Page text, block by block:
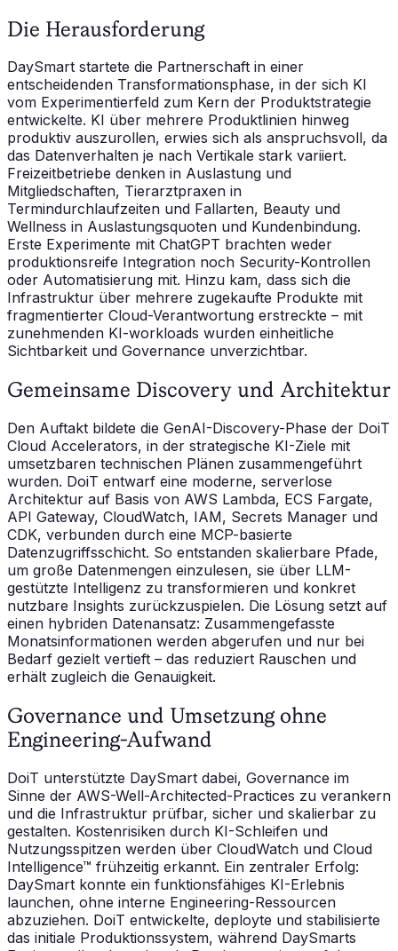
Die Herausforderung
DaySmart startete die Partnerschaft in einer
entscheidenden Transformationsphase, in der sich KI
vom Experimentierfeld zum Kern der Produktstrategie
entwickelte. KI über mehrere Produktlinien hinweg
produktiv auszurollen, erwies sich als anspruchsvoll, da
das Datenverhalten je nach Vertikale stark variiert.
Freizeitbetriebe denken in Auslastung und
Mitgliedschaften, Tierarztpraxen in
Termindurchlaufzeiten und Fallarten, Beauty und
Wellness in Auslastungsquoten und Kundenbindung.
Erste Experimente mit ChatGPT brachten weder
produktionsreife Integration noch Security-Kontrollen
oder Automatisierung mit. Hinzu kam, dass sich die
Infrastruktur über mehrere zugekaufte Produkte mit
fragmentierter Cloud-Verantwortung erstreckte – mit
zunehmenden KI-workloads wurden einheitliche
Sichtbarkeit und Governance unverzichtbar.
Gemeinsame Discovery und Architektur
Den Auftakt bildete die GenAI-Discovery-Phase der DoiT
Cloud Accelerators, in der strategische KI-Ziele mit
umsetzbaren technischen Plänen zusammengeführt
wurden. DoiT entwarf eine moderne, serverlose
Architektur auf Basis von AWS Lambda, ECS Fargate,
API Gateway, CloudWatch, IAM, Secrets Manager und
CDK, verbunden durch eine MCP-basierte
Datenzugriffsschicht. So entstanden skalierbare Pfade,
um große Datenmengen einzulesen, sie über LLM-
gestützte Intelligenz zu transformieren und konkret
nutzbare Insights zurückzuspielen. Die Lösung setzt auf
einen hybriden Datenansatz: Zusammengefasste
Monatsinformationen werden abgerufen und nur bei
Bedarf gezielt vertieft – das reduziert Rauschen und
erhält zugleich die Genauigkeit.
Governance und Umsetzung ohne
Engineering-Aufwand
DoiT unterstützte DaySmart dabei, Governance im
Sinne der AWS-Well-Architected-Practices zu verankern
und die Infrastruktur prüfbar, sicher und skalierbar zu
gestalten. Kostenrisiken durch KI-Schleifen und
Nutzungsspitzen werden über CloudWatch und Cloud
Intelligence™ frühzeitig erkannt. Ein zentraler Erfolg:
DaySmart konnte ein funktionsfähiges KI-Erlebnis
launchen, ohne interne Engineering-Ressourcen
abzuziehen. DoiT entwickelte, deployte und stabilisierte
das initiale Produktionssystem, während DaySmarts